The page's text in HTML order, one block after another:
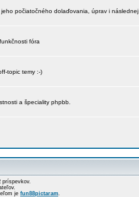
počiatočného dolaďovania, úprav i
fóra
topic temy :-)
a špeciality phpbb.
príspevkov.
je fun88pictaram.